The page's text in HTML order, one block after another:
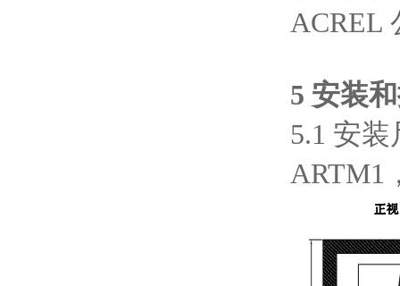
ACREL
5 安装
5.1 安装
ARTM1